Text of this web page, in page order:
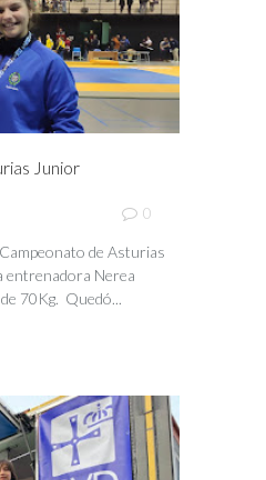
Junior
0
de Asturias
entrenadora Nerea
70Kg. Quedó...